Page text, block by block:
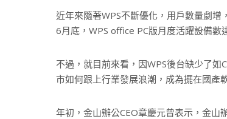
近年來隨著WPS不斷優化，用戶數量劇
6月底，WPS office PC版月度活躍設備數
不過，就目前來看，因WPS後台缺少了
市如何跟上行業發展浪潮，成為擺在國產
年初，金山辦公CEO章慶元曾表示，金